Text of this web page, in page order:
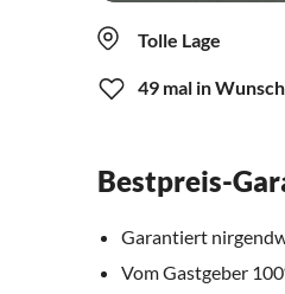
Tolle Lage
49 mal in
Bestpreis-
Garantiert
Vom Gastgeber